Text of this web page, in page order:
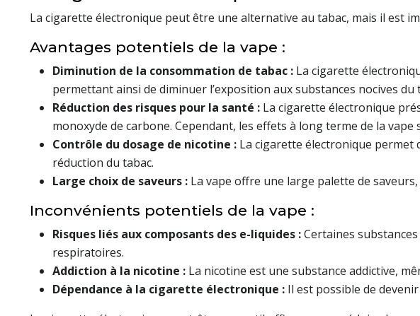
La cigarette électronique peut être une alternative au tabac, mais il est
Avantages potentiels de la vape :
Diminution de la consommation de tabac : La cigarette
permettant ainsi de diminuer l’exposition aux substances nocives du
Réduction des risques pour la santé : La cigarette électronique
monoxyde de carbone. Cependant, les effets à long terme de la
Contrôle du dosage de nicotine : La cigarette électronique permet
réduction du tabac.
Large choix de saveurs : La vape offre une large palette de
Inconvénients potentiels de la vape :
Risques liés aux composants des e-liquides :Certaines
respiratoires.
Addiction à la nicotine : La nicotine est une substance addictive,
Dépendance à la cigarette électronique : Il est possible de